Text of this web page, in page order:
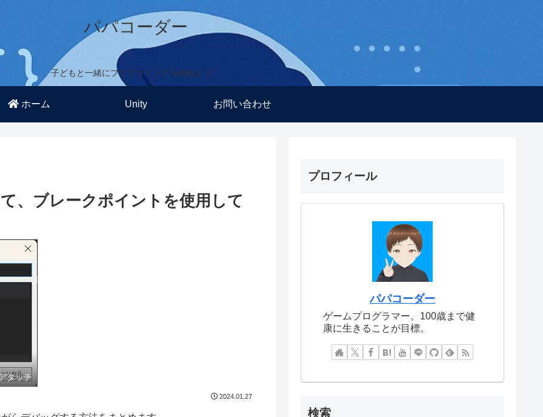
パパコーダー
子どもと一緒にプログラミングを始めよう！
ホーム Unity お問い合わせ
、ブレークポイントを使用して
タッチ
2024.01.27
プロフィール
パパコーダー
ゲームプログラマー。100歳まで健
康に生きることが目標。
検索